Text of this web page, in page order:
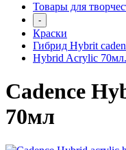
Товары для
-
Краски
Гибрид Hybrit
Hybrid Acrylic 70мл.
Cadence
70мл